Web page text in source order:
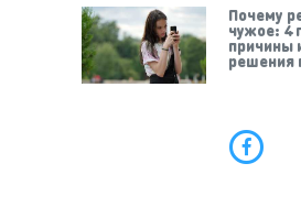
Почему
чужое: 4
причины
решения